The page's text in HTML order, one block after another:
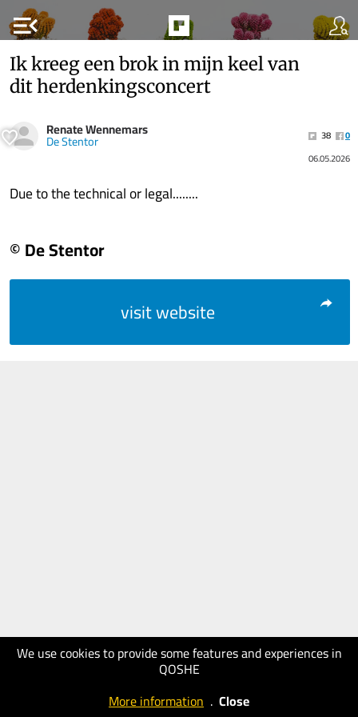
menu_open
We use cookies to provide some features and experiences in
QOSHE
More information . Close
Ik kreeg een brok in mijn keel van
dit herdenkingsconcert
Renate Wennemars
De Stentor 38
0
06.05.2026
Due to the technical or legal........
© De Stentor
visit website